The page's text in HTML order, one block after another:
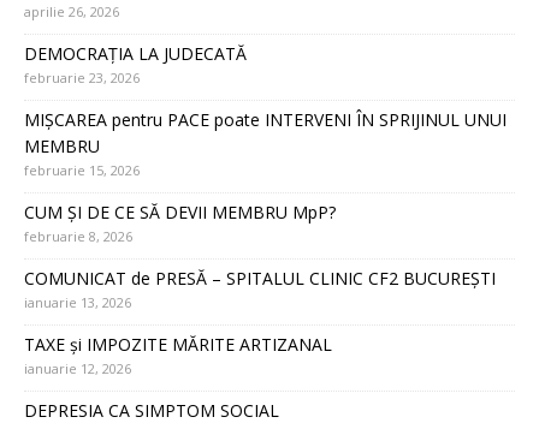
aprilie 26, 2026
DEMOCRAȚIA LA JUDECATĂ
februarie 23, 2026
MIȘCAREA pentru PACE poate INTERVENI ÎN SPRIJINUL UNUI
MEMBRU
februarie 15, 2026
CUM ȘI DE CE SĂ DEVII MEMBRU MpP?
februarie 8, 2026
COMUNICAT de PRESĂ – SPITALUL CLINIC CF2 BUCUREȘTI
ianuarie 13, 2026
TAXE și IMPOZITE MĂRITE ARTIZANAL
ianuarie 12, 2026
DEPRESIA CA SIMPTOM SOCIAL